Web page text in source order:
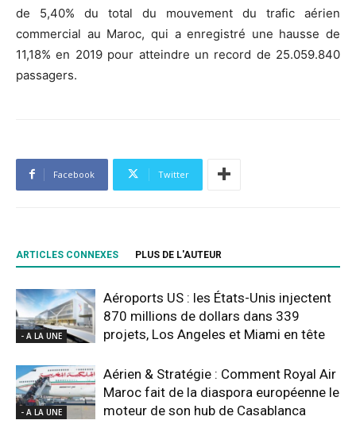
de 5,40% du total du mouvement du trafic aérien
commercial au Maroc, qui a enregistré une hausse de
11,18% en 2019 pour atteindre un record de 25.059.840
passagers.
Facebook Twitter
ARTICLES CONNEXES PLUS DE L'AUTEUR
- A LA UNE
Aéroports US : les États-Unis injectent
870 millions de dollars dans 339
projets, Los Angeles et Miami en tête
- A LA UNE
Aérien & Stratégie : Comment Royal Air
Maroc fait de la diaspora européenne le
moteur de son hub de Casablanca